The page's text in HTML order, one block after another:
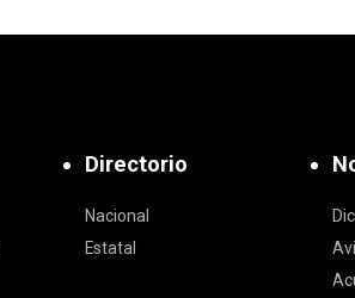
Directorio
Nacional
Estatal